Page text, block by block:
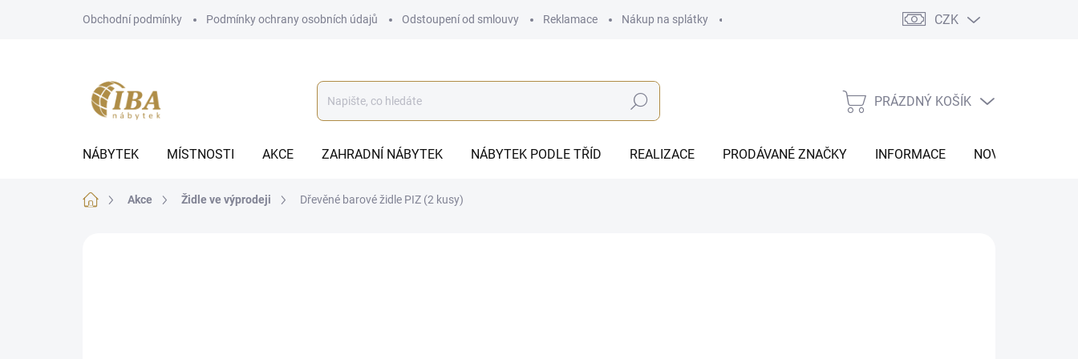
Obchodní podmínky Podmínky ochrany osobních údajů Odstoupení od smlouvy Reklamace Nákup na splátky Moje objednávka Náš příběh
CZK
Hledat
NÁKUPNÍ
PRÁZDNÝ KOŠÍK
NÁBYTEK MÍSTNOSTI AKCE ZAHRADNÍ NÁBYTEK NÁBYTEK PODLE TŘÍD REALIZACE PRODÁVANÉ ZNAČKY INFORMACE NOVINKY
Domů Akce Židle ve výprodeji Dřevěné barové židle PIZ (2 kusy)